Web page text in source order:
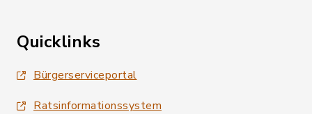
Quicklinks
Bürgerserviceportal
Ratsinformationssystem